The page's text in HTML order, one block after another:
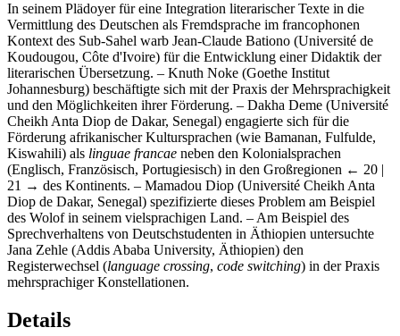
In seinem Plädoyer für eine Integration literarischer Texte in die
Vermittlung des Deutschen als Fremdsprache im francophonen
Kontext des Sub-Sahel warb Jean-Claude Bationo (Université de
Koudougou, Côte d'Ivoire) für die Entwicklung einer Didaktik der
literarischen Übersetzung. – Knuth Noke (Goethe Institut
Johannesburg) beschäftigte sich mit der Praxis der Mehrsprachigkeit
und den Möglichkeiten ihrer Förderung. – Dakha Deme (Université
Cheikh Anta Diop de Dakar, Senegal) engagierte sich für die
Förderung afrikanischer Kultursprachen (wie Bamanan, Fulfulde,
Kiswahili) als linguae francae neben den Kolonialsprachen
(Englisch, Französisch, Portugiesisch) in den Großregionen ← 20 |
21 → des Kontinents. – Mamadou Diop (Université Cheikh Anta
Diop de Dakar, Senegal) spezifizierte dieses Problem am Beispiel
des Wolof in seinem vielsprachigen Land. – Am Beispiel des
Sprechverhaltens von Deutschstudenten in Äthiopien untersuchte
Jana Zehle (Addis Ababa University, Äthiopien) den
Registerwechsel (language crossing, code switching) in der Praxis
mehrsprachiger Konstellationen.
Details